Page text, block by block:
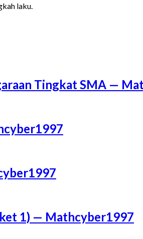
laku.
Tingkat SMA —
1) — Mathcyber1997